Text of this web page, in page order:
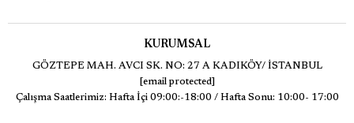
KURUMSAL
GÖZTEPE MAH. AVCI SK. NO: 27 A KADIKÖY/ İSTANBUL
[email protected]
Çalışma Saatlerimiz: Hafta İçi 09:00:-18:00 / Hafta Sonu: 10:00- 17:00